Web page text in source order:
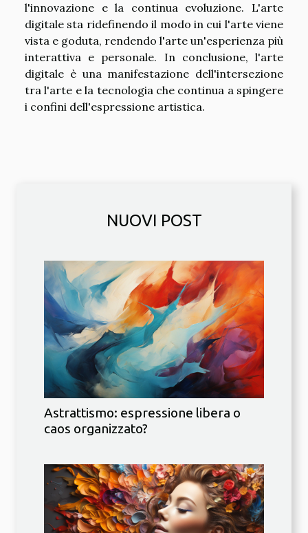
l'innovazione e la continua evoluzione. L'arte
digitale sta ridefinendo il modo in cui l'arte viene
vista e goduta, rendendo l'arte un'esperienza più
interattiva e personale. In conclusione, l'arte
digitale è una manifestazione dell'intersezione
tra l'arte e la tecnologia che continua a spingere
i confini dell'espressione artistica.
NUOVI POST
Astrattismo: espressione libera o
caos organizzato?